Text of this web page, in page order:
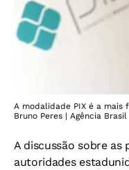
A modalidade PIX é a mais
Bruno Peres | Agência Brasil
A discussão sobre
autoridades